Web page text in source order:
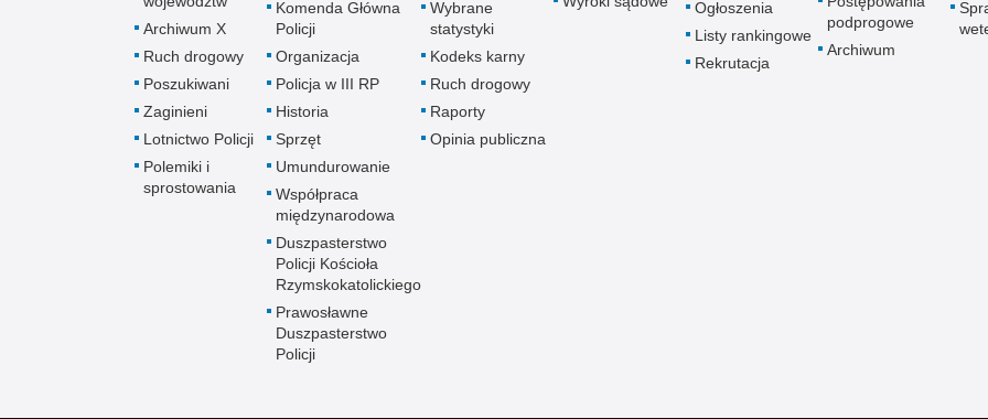
Archiwum X
Ruch drogowy
Poszukiwani
Zaginieni
Lotnictwo Policji
Polemiki i
sprostowania
Komenda Główna
Policji
Organizacja
Policja w III RP
Historia
Sprzęt
Umundurowanie
Współpraca
międzynarodowa
Duszpasterstwo
Policji Kościoła
Rzymskokatolickiego
Prawosławne
Duszpasterstwo
Policji
Wybrane
statystyki
Kodeks karny
Ruch drogowy
Raporty
Opinia publiczna
Ogłoszenia
Listy rankingowe
Rekrutacja
podprogowe
Archiwum